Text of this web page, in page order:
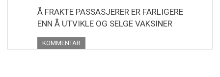
Å FRAKTE PASSASJERER ER FARLIGERE
ENN Å UTVIKLE OG SELGE VAKSINER
KOMMENTAR